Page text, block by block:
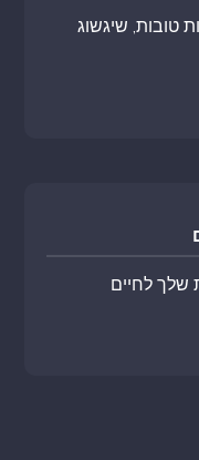
טובות, שיגשוג
שלך לחיים